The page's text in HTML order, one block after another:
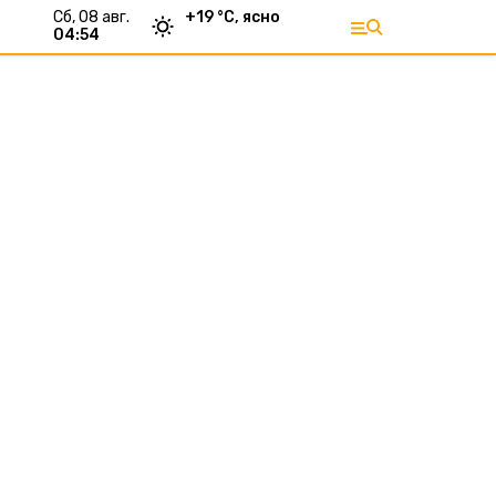
сб, 08 авг.
04:54
+19 °С, ясно